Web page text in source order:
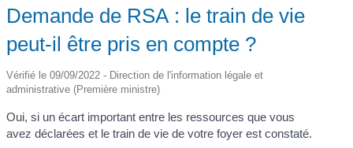
Demande de RSA : le train de vie
peut-il être pris en compte ?
Vérifié le 09/09/2022 - Direction de l'information légale et
administrative (Première ministre)
Oui, si un écart important entre les ressources que vous
avez déclarées et le train de vie de votre foyer est constaté.